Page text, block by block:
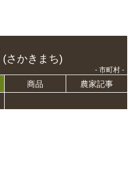
(さかきまち)
- 市町村 -
商品
農家記事